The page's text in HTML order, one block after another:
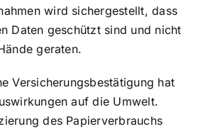
wird sichergestellt, dass
Daten geschützt sind und nicht
geraten.
Versicherungsbestätigung hat
auf die Umwelt.
des Papierverbrauchs